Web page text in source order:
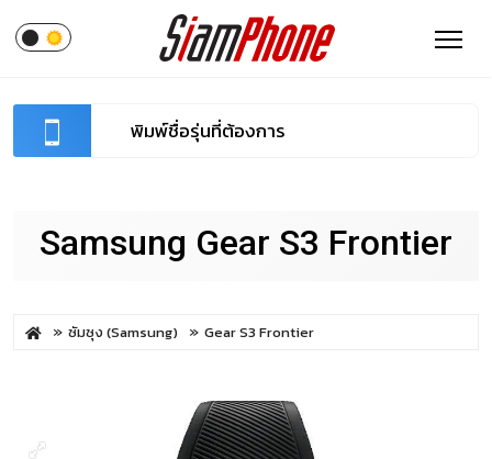
Samsung Gear S3 Frontier
ซัมซุง (Samsung) Gear S3 Frontier